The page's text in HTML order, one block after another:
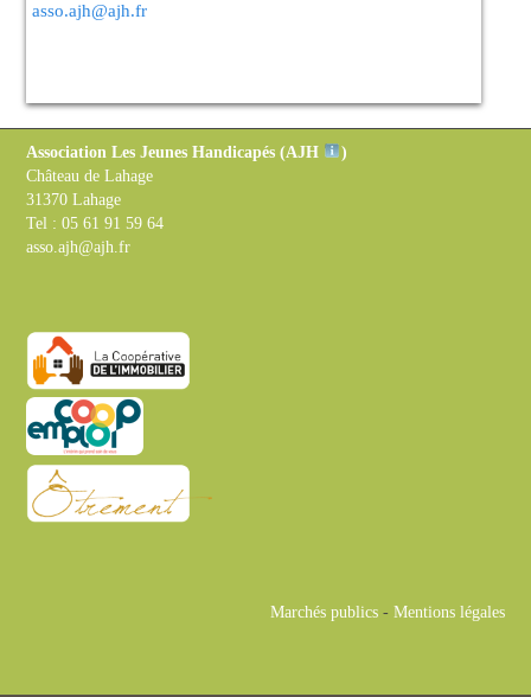
asso.ajh@ajh.fr
Association Les Jeunes Handicapés (AJH
)
Château de Lahage
31370 Lahage
Tel : 05 61 91 59 64
asso.ajh@ajh.fr
Marchés publics- Mentions légales